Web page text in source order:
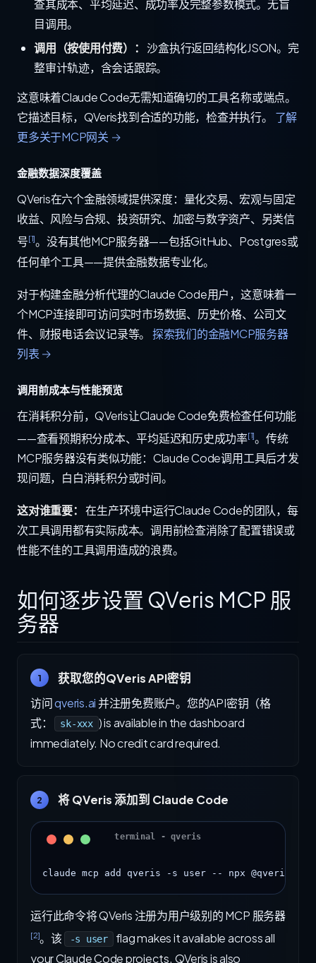
查其成本、平均延迟、成功率及完整参数模式。无盲
目调用。
调用（按使用付费）： 沙盒执行返回结构化JSON。完
整审计轨迹，含会话跟踪。
这意味着Claude Code无需知道确切的工具名称或端点。
它描述目标，QVeris找到合适的功能，检查并执行。 了解
更多关于MCP网关 →
金融数据深度覆盖
QVeris在六个金融领域提供深度：量化交易、宏观与固定
收益、风险与合规、投资研究、加密与数字资产、另类信
号[1]。没有其他MCP服务器——包括GitHub、Postgres或
任何单个工具——提供金融数据专业化。
对于构建金融分析代理的Claude Code用户，这意味着一
个MCP连接即可访问实时市场数据、历史价格、公司文
件、财报电话会议记录等。 探索我们的金融MCP服务器
列表 →
调用前成本与性能预览
在消耗积分前，QVeris让Claude Code免费检查任何功能
——查看预期积分成本、平均延迟和历史成功率[1]。传统
MCP服务器没有类似功能：Claude Code调用工具后才发
现问题，白白消耗积分或时间。
这对谁重要： 在生产环境中运行Claude Code的团队，每
次工具调用都有实际成本。调用前检查消除了配置错误或
性能不佳的工具调用造成的浪费。
如何逐步设置 QVeris MCP 服
务器
1
获取您的QVeris API密钥
访问qveris.ai并注册免费账户。您的API密钥（格
式：
sk-xxx ) is available in the dashboard
immediately. No credit card required.
2 将 QVeris 添加到 Claude Code
claude mcp add qveris -s user -- npx @qverisai/
运行此命令将 QVeris 注册为用户级别的 MCP 服务器
[2]。该 -s user
flag makes it available across all
your Claude Code projects. QVeris is also